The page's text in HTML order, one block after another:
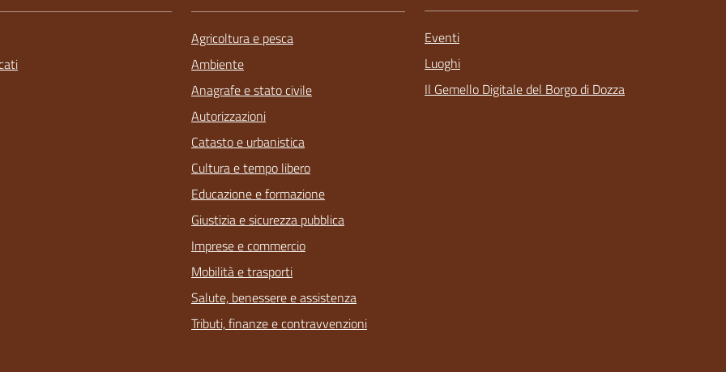
Agricoltura e pesca
Ambiente
Anagrafe e stato civile
Autorizzazioni
Catasto e urbanistica
Cultura e tempo libero
Educazione e formazione
Giustizia e sicurezza pubblica
Imprese e commercio
Mobilità e trasporti
Salute, benessere e assistenza
Tributi, finanze e contravvenzioni
Eventi
Luoghi
Il Gemello Digitale del Borgo di Dozza